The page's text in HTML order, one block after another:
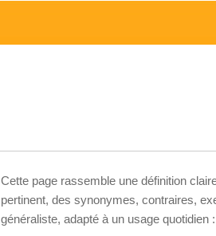
Cette page rassemble une définition
pertinent, des synonymes, contraires,
généraliste, adapté à un usage